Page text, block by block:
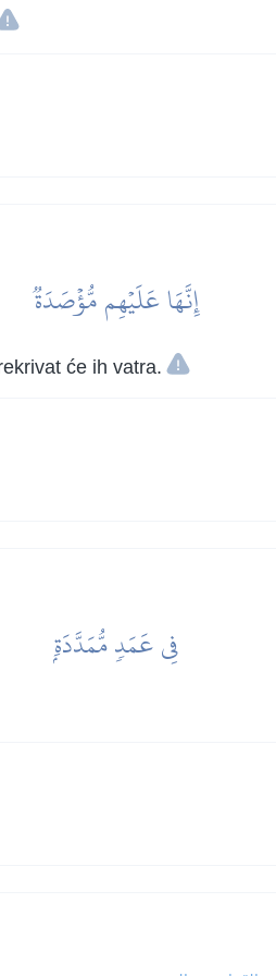
إِنَّهَا عَلَيۡهِم مُّؤۡصَدَةٞ
će ih vatra.
فِي عَمَدٖ مُّمَدَّدَةِۭ